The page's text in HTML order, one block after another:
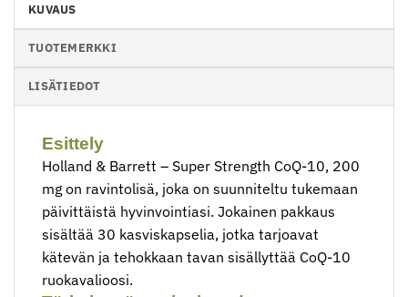
KUVAUS
TUOTEMERKKI
LISÄTIEDOT
Esittely
Holland & Barrett – Super Strength CoQ-10, 200
mg on ravintolisä, joka on suunniteltu tukemaan
päivittäistä hyvinvointiasi. Jokainen pakkaus
sisältää 30 kasviskapselia, jotka tarjoavat
kätevän ja tehokkaan tavan sisällyttää CoQ-10
ruokavalioosi.